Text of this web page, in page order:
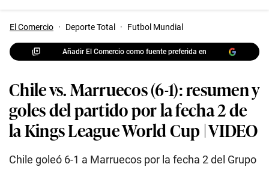
El Comercio · Deporte Total · Futbol Mundial
Añadir El Comercio como fuente preferida en
Chile vs. Marruecos (6-1): resumen y
goles del partido por la fecha 2 de
la Kings League World Cup | VIDEO
Chile goleó 6-1 a Marruecos por la fecha 2 del Grupo